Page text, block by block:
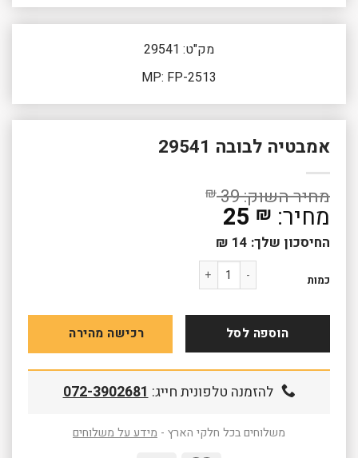
מק"ט: 29541
MP: FP-2513
אמבטיה לבובה 29541
39
₪
25 ₪
החיסכון שלך: ₪
כמות
כמות של אמבטיה לבובה 29541
הוספה לסל רכישה מהירה
להזמנה טלפונית חייג: 072-3902681
משלוחים בכל חלקי הארץ - מידע על משלוחים